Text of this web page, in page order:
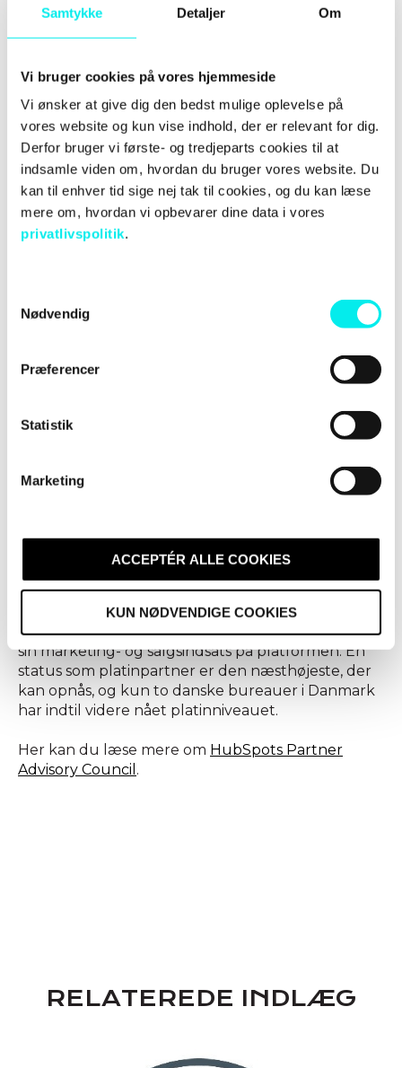
Samtykke Detaljer Om
Vi bruger cookies på vores hjemmeside
Vi ønsker at give dig den bedst mulige oplevelse på
vores website og kun vise indhold, der er relevant for dig.
Derfor bruger vi første- og tredjeparts cookies til at
indsamle viden om, hvordan du bruger vores website. Du
kan til enhver tid sige nej tak til cookies, og du kan læse
mere om, hvordan vi opbevarer dine data i vores
privatlivspolitik.
Nødvendig
Præferencer
Statistik
Marketing
ACCEPTÉR ALLE COOKIES
KUN NØDVENDIGE COOKIES
Danmark
Avidly Danmark fokuserer 100% på inbound
marketing og salg med udgangspunkt i HubSpot,
og det er ikke nogen hemmelighed, at det er en
unik mulighed, vi har fået.
"Jeg er både beæret og stolt over at få
muligheden for at påvirke en butik som HubSpot,
der alt andet lige har fået temmeligt godt gang i
centrale marketing-værktøj og ikke mindst det
voksende netværk af partnere i både Danmark og
HubSpot betyder også, at Avidly Danmark vil være
på forkant med nye tiltag hos HubSpot, og det vil
platformen.
danske virksomhed platinpartner hos HubSpot i
et udtryk for, at et bureau formår dels at sælge
HubSpot til sine kunder, og dels at de
pågældende kunder opnår salgsresultater med
sin marketing- og salgsindsats på platformen. En
status som platinpartner er den næsthøjeste, der
kan opnås, og kun to danske bureauer i Danmark
har indtil videre nået platinniveauet.
Her kan du læse mere om HubSpots Partner
Advisory Council .
RELATEREDE INDLÆG